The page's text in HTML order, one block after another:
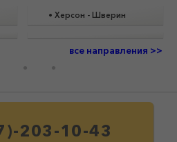
• Херсон - Шверин
все направления >>
203-10-43